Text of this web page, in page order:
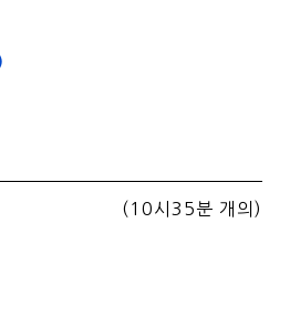
(10시35분 개의)